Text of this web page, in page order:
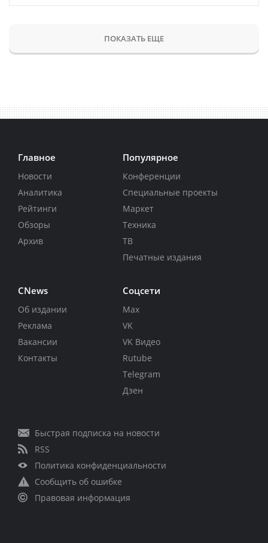
ПОКАЗАТЬ ЕЩЕ
Главное
Новости
Аналитика
Рейтинги
Обзоры
Архив
Популярное
Конференции
Специальные проекты
Маркет
Техника
ТВ
Печатные издания
CNews
Об издании
Реклама
Вакансии
Контакты
Соцсети
Max
VK
VK Видео
Rutube
Telegram
Дзен
Быстрая подписка на новости
RSS
Политика конфиденциальности
Сообщить об ошибке
Правовая информация